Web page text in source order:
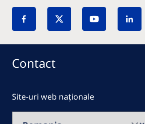
Contact
Site-uri web naționale